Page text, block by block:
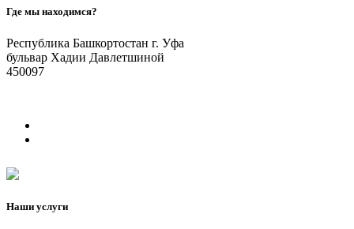
Где мы находимся?
Республика Башкортостан г. Уфа
бульвар Хадии Давлетшиной
450097
Наши услуги